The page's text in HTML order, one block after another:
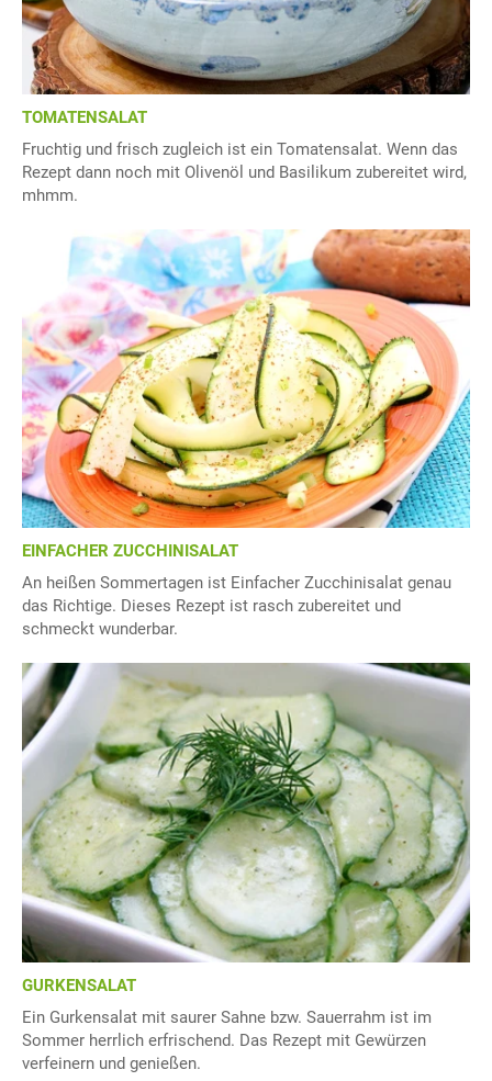
TOMATENSALAT
Fruchtig und frisch zugleich ist ein Tomatensalat. Wenn das
Rezept dann noch mit Olivenöl und Basilikum zubereitet wird,
mhmm.
EINFACHER ZUCCHINISALAT
An heißen Sommertagen ist Einfacher Zucchinisalat genau
das Richtige. Dieses Rezept ist rasch zubereitet und
schmeckt wunderbar.
GURKENSALAT
Ein Gurkensalat mit saurer Sahne bzw. Sauerrahm ist im
Sommer herrlich erfrischend. Das Rezept mit Gewürzen
verfeinern und genießen.